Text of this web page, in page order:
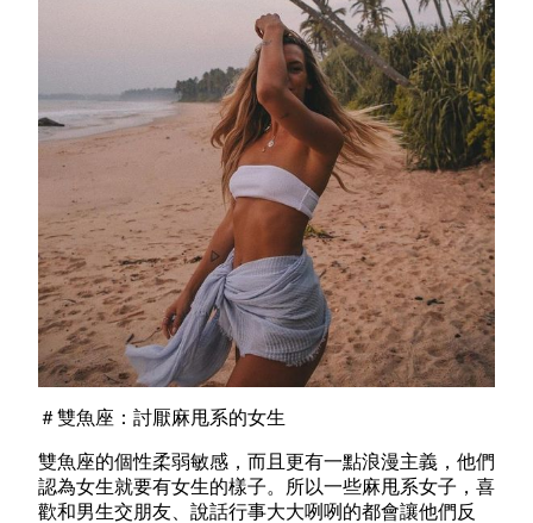
＃雙魚座：討厭麻甩系的女生
雙魚座的個性柔弱敏感，而且更有一點浪漫主義，他們
認為女生就要有女生的樣子。所以一些麻甩系女子，喜
歡和男生交朋友、說話行事大大咧咧的都會讓他們反